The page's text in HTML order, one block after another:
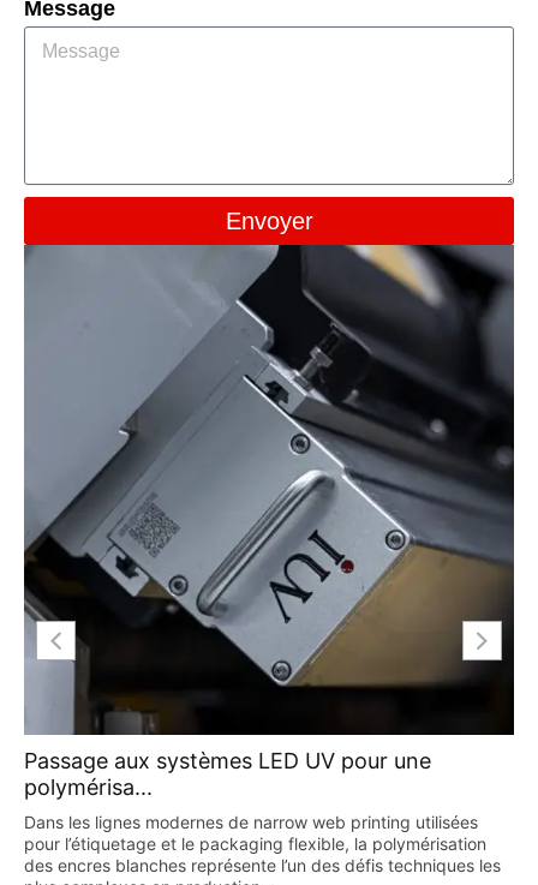
Message
Envoyer
Passage aux systèmes LED UV pour une
polymérisa...
Dans les lignes modernes de narrow web printing utilisées
pour l’étiquetage et le packaging flexible, la polymérisation
des encres blanches représente l’un des défis techniques les